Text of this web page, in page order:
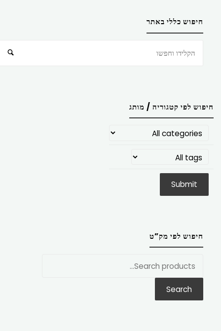
חיפוש כללי באתר
חיפוש לפי קטגוריה / מותג
חיפוש לפי מק”ט
Search